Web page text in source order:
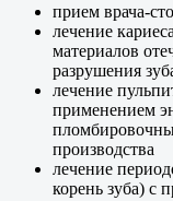
прием врача-
лечение
материалов
разрушения
лечение
применением
производства
лечение
корень зуба) с